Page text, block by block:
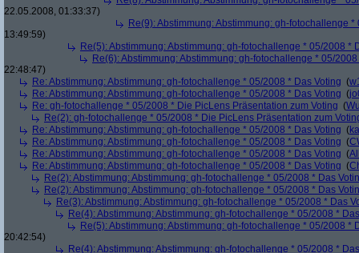
22.05.2008, 01:33:37)
Re(9): Abstimmung: Abstimmung: gh-fotochallenge
13:49:59)
Re(5): Abstimmung: Abstimmung: gh-fotochallenge * 05/2008 *
Re(6): Abstimmung: Abstimmung: gh-fotochallenge * 05/
22:48:47)
Re: Abstimmung: Abstimmung: gh-fotochallenge * 05/2008 * Das Voting (
Re: Abstimmung: Abstimmung: gh-fotochallenge * 05/2008 * Das Voting (
Re: gh-fotochallenge * 05/2008 * Die PicLens Präsentation zum Voting (
Re(2): gh-fotochallenge * 05/2008 * Die PicLens Präsentation zum
Re: Abstimmung: Abstimmung: gh-fotochallenge * 05/2008 * Das Voting (
Re: Abstimmung: Abstimmung: gh-fotochallenge * 05/2008 * Das Voting (
Re: Abstimmung: Abstimmung: gh-fotochallenge * 05/2008 * Das Voting (
Re: Abstimmung: Abstimmung: gh-fotochallenge * 05/2008 * Das Voting (
Re(2): Abstimmung: Abstimmung: gh-fotochallenge * 05/2008 * Das
Re(2): Abstimmung: Abstimmung: gh-fotochallenge * 05/2008 * Das
Re(3): Abstimmung: Abstimmung: gh-fotochallenge * 05/2008 * Das
Re(4): Abstimmung: Abstimmung: gh-fotochallenge * 05/2008 *
Re(5): Abstimmung: Abstimmung: gh-fotochallenge * 05/2008 *
20:42:54)
Re(4): Abstimmung: Abstimmung: gh-fotochallenge * 05/2008 *